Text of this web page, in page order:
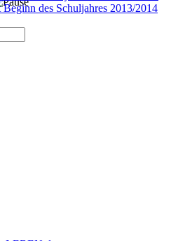
des Schuljahres 2013/2014